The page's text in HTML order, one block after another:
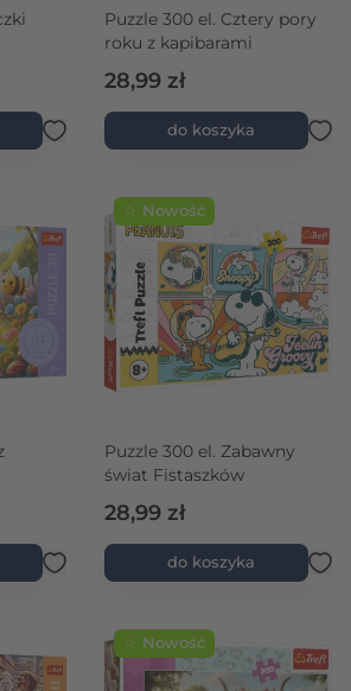
Puzzle 300 el. Cztery pory
roku z kapibarami
28,99 zł
do koszyka
☆ Nowość
Puzzle 300 el. Zabawny
świat Fistaszków
28,99 zł
do koszyka
☆ Nowość